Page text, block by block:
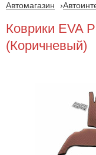
Автомагазин
Коврики EVA
(Коричневый)